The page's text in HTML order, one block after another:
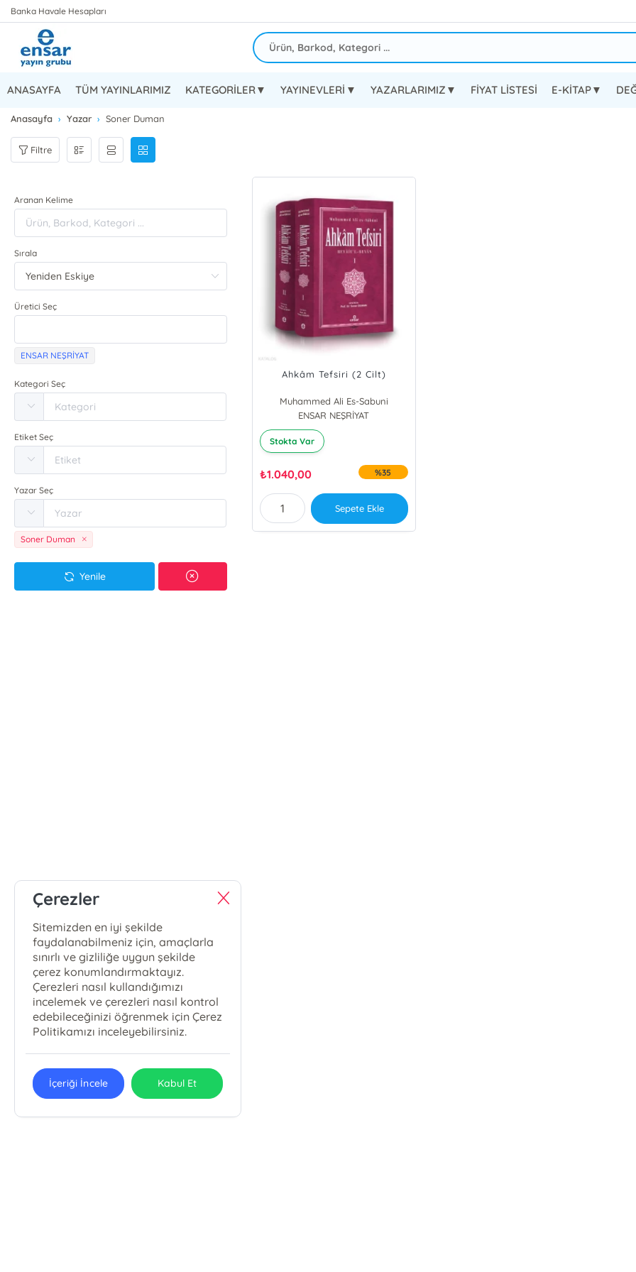
Banka Havale Hesapları
ANASAYFA TÜM YAYINLARIMIZ KATEGORİLER▼ YAYINEVLERİ▼ YAZARLARIMIZ▼ FİYAT LİSTESİ E-KİTAP▼
Anasayfa Yazar Soner Duman
Filtre
Aranan Kelime
Sırala
Üretici Seç
ENSAR NEŞRİYAT
Kategori Seç
Etiket Seç
Yazar Seç
Soner Duman
Yenile
Ahkâm Tefsiri (2 Cilt)
Muhammed Ali Es-Sabuni
ENSAR NEŞRİYAT
Stokta Var
₺1.040,00 %35
Sepete Ekle
Çerezler
Sitemizden en iyi şekilde
faydalanabilmeniz için, amaçlarla
sınırlı ve gizliliğe uygun şekilde
çerez konumlandırmaktayız.
Çerezleri nasıl kullandığımızı
incelemek ve çerezleri nasıl kontrol
edebileceğinizi öğrenmek için Çerez
Politikamızı inceleyebilirsiniz.
İçeriği İncele Kabul Et